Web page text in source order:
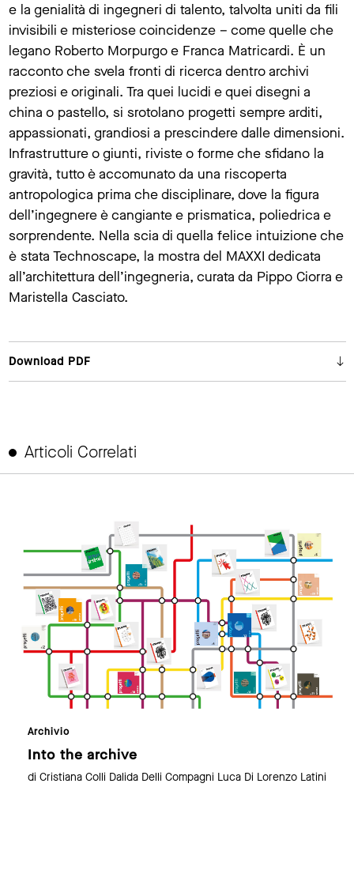
e la genialità di ingegneri di talento, talvolta uniti da fili
invisibili e misteriose coincidenze – come quelle che
legano Roberto Morpurgo e Franca Matricardi. È un
racconto che svela fronti di ricerca dentro archivi
preziosi e originali. Tra quei lucidi e quei disegni a
china o pastello, si srotolano progetti sempre arditi,
appassionati, grandiosi a prescindere dalle dimensioni.
Infrastrutture o giunti, riviste o forme che sfidano la
gravità, tutto è accomunato da una riscoperta
antropologica prima che disciplinare, dove la figura
dell’ingegnere è cangiante e prismatica, poliedrica e
sorprendente. Nella scia di quella felice intuizione che
è stata Technoscape, la mostra del MAXXI dedicata
all’architettura dell’ingegneria, curata da Pippo Ciorra e
Maristella Casciato.
Download PDF
Articoli Correlati
Archivio
Into the archive
di Cristiana Colli Dalida Delli Compagni Luca Di Lorenzo Latini